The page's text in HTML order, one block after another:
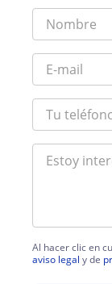
Al hacer clic en
aviso legal y de